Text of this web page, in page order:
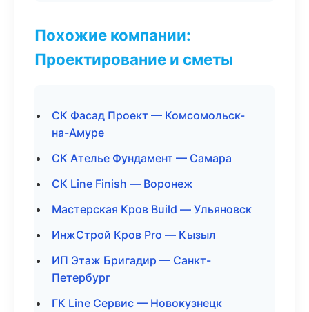
Похожие компании:
Проектирование и сметы
СК Фасад Проект — Комсомольск-
на-Амуре
СК Ателье Фундамент — Самара
СК Line Finish — Воронеж
Мастерская Кров Build — Ульяновск
ИнжСтрой Кров Pro — Кызыл
ИП Этаж Бригадир — Санкт-
Петербург
ГК Line Сервис — Новокузнецк